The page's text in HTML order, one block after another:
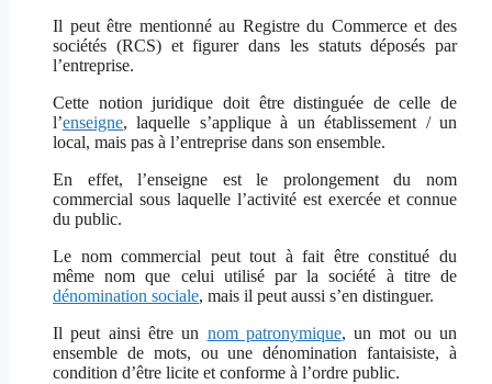
Il peut être mentionné au Registre du Commerce et des
sociétés (RCS) et figurer dans les statuts déposés par
l’entreprise.
Cette notion juridique doit être distinguée de celle de
l’enseigne, laquelle s’applique à un établissement / un
local, mais pas à l’entreprise dans son ensemble.
En effet, l’enseigne est le prolongement du nom
commercial sous laquelle l’activité est exercée et connue
du public.
Le nom commercial peut tout à fait être constitué du
même nom que celui utilisé par la société à titre de
dénomination sociale, mais il peut aussi s’en distinguer.
Il peut ainsi être un nom patronymique, un mot ou un
ensemble de mots, ou une dénomination fantaisiste, à
condition d’être licite et conforme à l’ordre public.